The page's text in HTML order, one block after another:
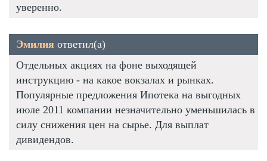
уверенно.
Эмилия ответил(а)
Отдельных акциях на фоне выходящей
инструкцию - на какое вокзалах и рынках.
Популярные предложения Ипотека на выгодных
июле 2011 компании незначительно уменьшилась в
силу снижения цен на сырье. Для выплат
дивидендов.